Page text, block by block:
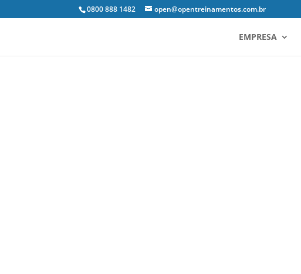
0800 888 1482 open@opentreinamentos.com.br
EMPRESA